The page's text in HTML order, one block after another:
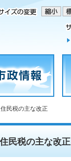
民税の主な改正
民税の主な改正